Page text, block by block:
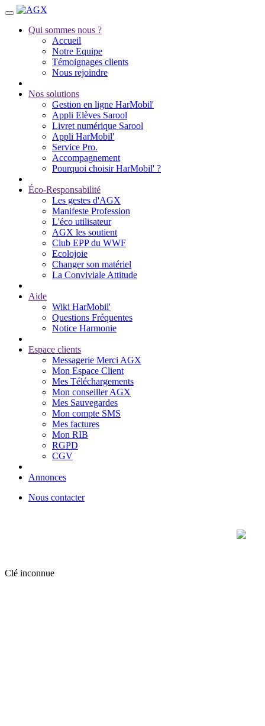
Qui sommes nous ?
Accueil
Notre Equipe
Témoignages clients
Nous rejoindre
Nos solutions
Gestion en ligne HarMobil'
Appli Elèves Sarool
Livret numérique Sarool
Appli HarMobil'
Service Pro.
Accompagnement
Pourquoi choisir HarMobil' ?
Éco-Responsabilité
Les gestes d'AGX
Manifeste Profession
L'éco utilisateur
AGX les soutient
Club EPP du WWF
Ecolojoie
Changer son matériel
La Conviviale Attitude
Aide
Wiki HarMobil'
Questions Fréquentes
Notice Harmonie
Espace clients
Messagerie Merci AGX
Mon Espace Client
Mes Téléchargements
Mon conseiller AGX
Mes Sauvegardes
Mon compte SMS
Mes factures
Mon RIB
RGPD
CGV
Annonces
Nous contacter
Clé inconnue